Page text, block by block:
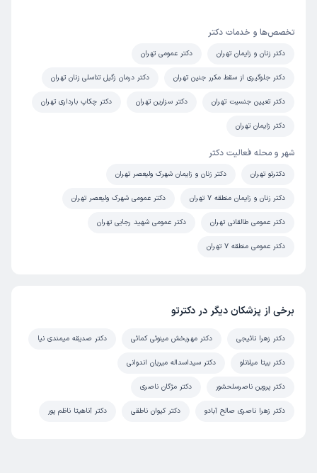
تخصص‌ها و خدمات دکتر
دکتر زنان و زایمان تهران دکتر عمومی تهران
دکتر جلوگیری از سقط مکرر جنین تهران دکتر درمان زگیل تناسلی زنان تهران
دکتر تعیین جنسیت تهران دکتر سزارین تهران دکتر چکاپ بارداری تهران
دکتر زایمان تهران
شهر و محله فعالیت دکتر
دکترتو تهران دکتر زنان و زایمان شهرک ولیعصر تهران
دکتر زنان و زایمان منطقه 7 تهران دکتر عمومی شهرک ولیعصر تهران
دکتر عمومی طالقانی تهران دکتر عمومی شهید رجایی تهران
دکتر عمومی منطقه 7 تهران
برخی از پزشکان دیگر در دکترتو
دکتر زهرا نائیجی دکتر مهربخش مینوئی کمائی دکتر صدیقه میمندی نیا
دکتر بیتا میلانلو دکتر سیداسداله میریان اندوانی
دکتر پروین ناصرسلحشور دکتر مژگان ناصری
دکتر زهرا ناصری صالح آبادو دکتر کیوان ناطقی دکتر آناهیتا ناظم پور